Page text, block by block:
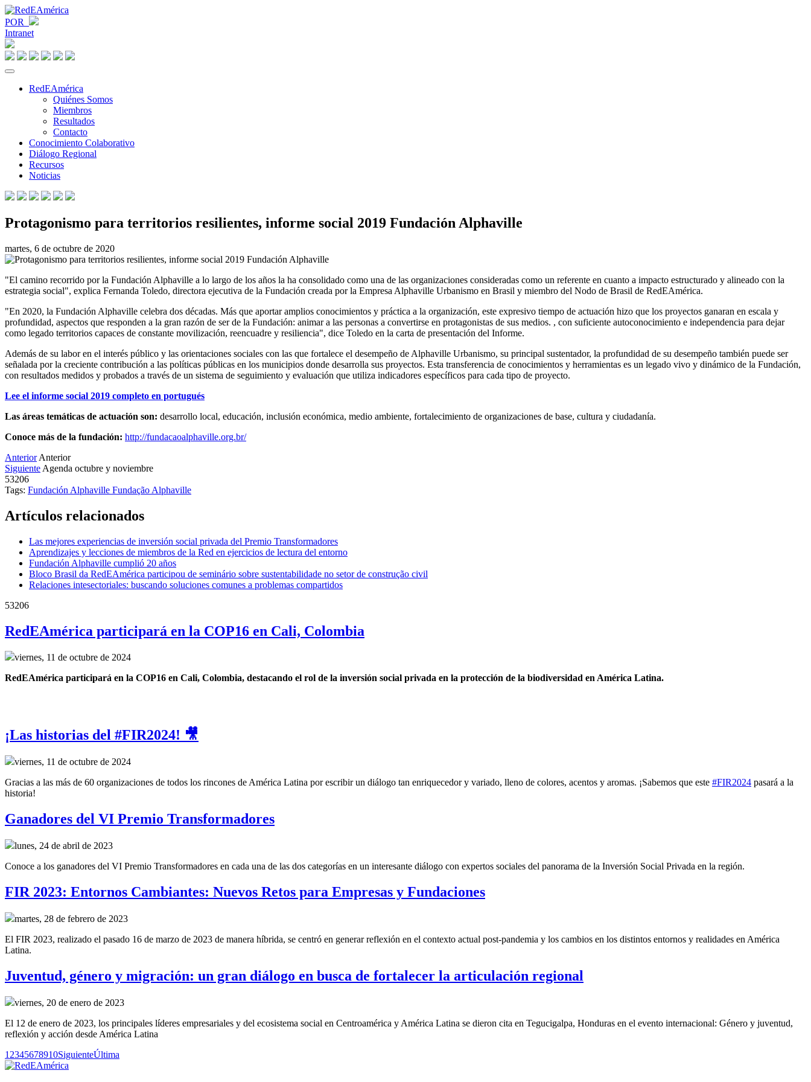
POR
Intranet
RedEAmérica
Quiénes Somos
Miembros
Resultados
Contacto
Conocimiento Colaborativo
Diálogo Regional
Recursos
Noticias
Protagonismo para territorios resilientes, informe social 2019 Fundación Alphaville
martes, 6 de octubre de 2020
"El camino recorrido por la Fundación Alphaville a lo largo de los años la ha consolidado como una de las organizaciones consideradas como un referente en cuanto a impacto estructurado y alineado con la
estrategia social", explica Fernanda Toledo, directora ejecutiva de la Fundación creada por la Empresa Alphaville Urbanismo en Brasil y miembro del Nodo de Brasil de RedEAmérica.
"En 2020, la Fundación Alphaville celebra dos décadas. Más que aportar amplios conocimientos y práctica a la organización, este expresivo tiempo de actuación hizo que los proyectos ganaran en escala y
profundidad, aspectos que responden a la gran razón de ser de la Fundación: animar a las personas a convertirse en protagonistas de sus medios. , con suficiente autoconocimiento e independencia para dejar
como legado territorios capaces de constante movilización, reencuadre y resiliencia", dice Toledo en la carta de presentación del Informe.
Además de su labor en el interés público y las orientaciones sociales con las que fortalece el desempeño de Alphaville Urbanismo, su principal sustentador, la profundidad de su desempeño también puede ser
señalada por la creciente contribución a las políticas públicas en los municipios donde desarrolla sus proyectos. Esta transferencia de conocimientos y herramientas es un legado vivo y dinámico de la Fundación,
con resultados medidos y probados a través de un sistema de seguimiento y evaluación que utiliza indicadores específicos para cada tipo de proyecto.
Lee el informe social 2019 completo en portugués
Las áreas temáticas de actuación son: desarrollo local, educación, inclusión económica, medio ambiente, fortalecimiento de organizaciones de base, cultura y ciudadanía.
Conoce más de la fundación: http://fundacaoalphaville.org.br/
Anterior Anterior
Siguiente Agenda octubre y noviembre
53206
Tags: Fundación Alphaville Fundação Alphaville
Artículos relacionados
Las mejores experiencias de inversión social privada del Premio Transformadores
Aprendizajes y lecciones de miembros de la Red en ejercicios de lectura del entorno
Fundación Alphaville cumplió 20 años
Bloco Brasil da RedEAmérica participou de seminário sobre sustentabilidade no setor de construção civil
Relaciones intesectoriales: buscando soluciones comunes a problemas compartidos
53206
RedEAmérica participará en la COP16 en Cali, Colombia
viernes, 11 de octubre de 2024
RedEAmérica participará en la COP16 en Cali, Colombia, destacando el rol de la inversión social privada en la protección de la biodiversidad en América Latina.
¡Las historias del #FIR2024! 🎥
viernes, 11 de octubre de 2024
Gracias a las más de 60 organizaciones de todos los rincones de América Latina por escribir un diálogo tan enriquecedor y variado, lleno de colores, acentos y aromas. ¡Sabemos que este #FIR2024 pasará a la
historia!
Ganadores del VI Premio Transformadores
lunes, 24 de abril de 2023
Conoce a los ganadores del VI Premio Transformadores en cada una de las dos categorías en un interesante diálogo con expertos sociales del panorama de la Inversión Social Privada en la región.
FIR 2023: Entornos Cambiantes: Nuevos Retos para Empresas y Fundaciones
martes, 28 de febrero de 2023
El FIR 2023, realizado el pasado 16 de marzo de 2023 de manera híbrida, se centró en generar reflexión en el contexto actual post-pandemia y los cambios en los distintos entornos y realidades en América
Latina.
Juventud, género y migración: un gran diálogo en busca de fortalecer la articulación regional
viernes, 20 de enero de 2023
El 12 de enero de 2023, los principales líderes empresariales y del ecosistema social en Centroamérica y América Latina se dieron cita en Tegucigalpa, Honduras en el evento internacional: Género y juventud,
reflexión y acción desde América Latina
1 2345678910SiguienteÚltima